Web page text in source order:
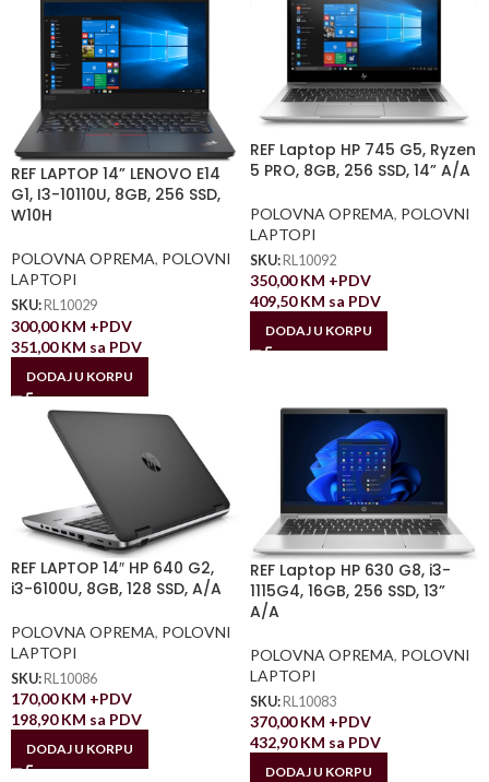
REF LAPTOP 14” LENOVO E14
G1, I3-10110U, 8GB, 256 SSD,
W10H
POLOVNA OPREMA, POLOVNI
LAPTOPI
SKU: RL10029
300,00KM +PDV
351,00KM sa PDV
DODAJ U KORPU
REF Laptop HP 745 G5, Ryzen
5 PRO, 8GB, 256 SSD, 14” A/A
POLOVNA OPREMA, POLOVNI
LAPTOPI
SKU: RL10092
350,00KM +PDV
409,50KM sa PDV
DODAJ U KORPU
REF LAPTOP 14″ HP 640 G2,
i3-6100U, 8GB, 128 SSD, A/A
POLOVNA OPREMA, POLOVNI
LAPTOPI
SKU: RL10086
170,00KM +PDV
198,90KM sa PDV
DODAJ U KORPU
REF Laptop HP 630 G8, i3-
1115G4, 16GB, 256 SSD, 13”
A/A
POLOVNA OPREMA, POLOVNI
LAPTOPI
SKU: RL10083
370,00KM +PDV
432,90KM sa PDV
DODAJ U KORPU